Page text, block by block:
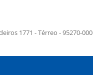
1771 - Térreo - 95270-